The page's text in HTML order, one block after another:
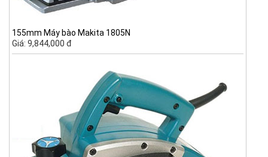
155mm Máy bào Makita 1805N
Giá: 9,844,000 đ